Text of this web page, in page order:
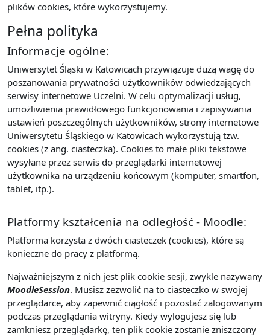
plików cookies, które wykorzystujemy.
Pełna polityka
Informacje ogólne:
Uniwersytet Śląski w Katowicach przywiązuje dużą wagę do
poszanowania prywatności użytkowników odwiedzających
serwisy internetowe Uczelni. W celu optymalizacji usług,
umożliwienia prawidłowego funkcjonowania i zapisywania
ustawień poszczególnych użytkowników, strony internetowe
Uniwersytetu Śląskiego w Katowicach wykorzystują tzw.
cookies (z ang. ciasteczka). Cookies to małe pliki tekstowe
wysyłane przez serwis do przeglądarki internetowej
użytkownika na urządzeniu końcowym (komputer, smartfon,
tablet, itp.).
Platformy kształcenia na odległość - Moodle:
Platforma korzysta z dwóch ciasteczek (cookies), które są
konieczne do pracy z platformą.
Najważniejszym z nich jest plik cookie sesji, zwykle nazywany
MoodleSession. Musisz zezwolić na to ciasteczko w swojej
przeglądarce, aby zapewnić ciągłość i pozostać zalogowanym
podczas przeglądania witryny. Kiedy wylogujesz się lub
zamkniesz przeglądarkę, ten plik cookie zostanie zniszczony